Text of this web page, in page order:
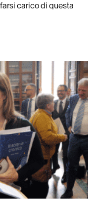
carico di questa